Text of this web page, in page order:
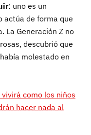
: uno es un
actúa de forma que
La Generación Z no
descubrió que
molestado en
como los niños
hacer nada al